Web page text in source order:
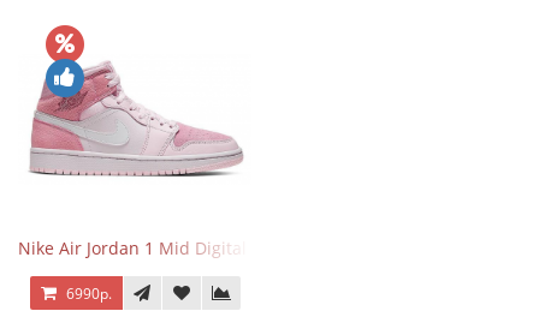
Nike Air Jordan 1 Mid Digital Pink
6990р.